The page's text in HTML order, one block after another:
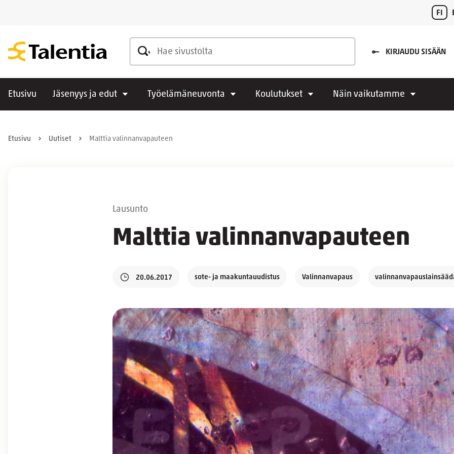
FI
Hae sivustolta
KIRJAUDU SISÄÄN
Etusivu Jäsenyys ja edut Työelämäneuvonta Koulutukset Näin vaikutamme
Etusivu Uutiset Malttia valinnanvapauteen
Lausunto
Malttia valinnanvapauteen
20.06.2017 sote- ja maakuntauudistus Valinnanvapaus